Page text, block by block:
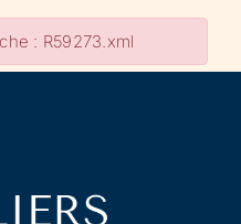
: R59273.xml